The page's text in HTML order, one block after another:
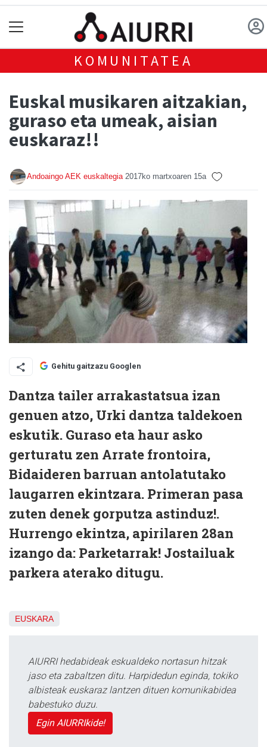
KOMUNITATEA
Euskal musikaren aitzakian,
guraso eta umeak, aisian
euskaraz!!
Andoaingo AEK euskaltegia 2017ko martxoaren 15a
Gehitu gaitzazu Googlen
Dantza tailer arrakastatsua izan
genuen atzo, Urki dantza taldekoen
eskutik. Guraso eta haur asko
gerturatu zen Arrate frontoira,
Bidaideren barruan antolatutako
laugarren ekintzara. Primeran pasa
zuten denek gorputza astinduz!.
Hurrengo ekintza, apirilaren 28an
izango da: Parketarrak! Jostailuak
parkera aterako ditugu.
EUSKARA
AIURRI hedabideak eskualdeko nortasun hitzak
jaso eta zabaltzen ditu. Harpidedun eginda, tokiko
albisteak euskaraz lantzen dituen komunikabidea
babestuko duzu.
Egin AIURRIkide!